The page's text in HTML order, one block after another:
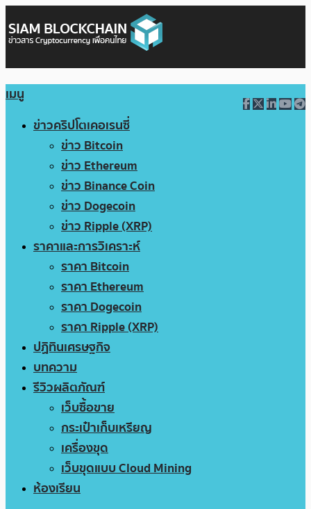
เมนู
ข่าวคริปโตเคอเรนซี่
ข่าว Bitcoin
ข่าว Ethereum
ข่าว Binance Coin
ข่าว Dogecoin
ข่าว Ripple (XRP)
ราคาและการวิเคราะห์
ราคา Bitcoin
ราคา Ethereum
ราคา Dogecoin
ราคา Ripple (XRP)
ปฏิทินเศรษฐกิจ
บทความ
รีวิวผลิตภัณฑ์
เว็บซื้อขาย
กระเป๋าเก็บเหรียญ
เครื่องขุด
เว็บขุดแบบ Cloud Mining
ห้องเรียน